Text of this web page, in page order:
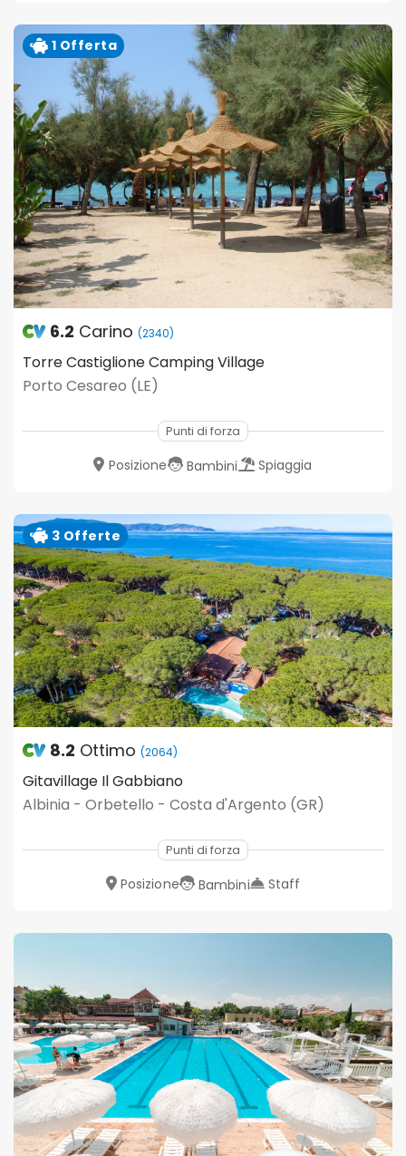
1 Offerta
6.2 Carino (2340)
Torre Castiglione Camping Village
Porto Cesareo (LE)
Punti di forza
Posizione Bambini Spiaggia
3 Offerte
8.2 Ottimo (2064)
Gitavillage Il Gabbiano
Albinia - Orbetello - Costa d'Argento (GR)
Punti di forza
Posizione Bambini Staff